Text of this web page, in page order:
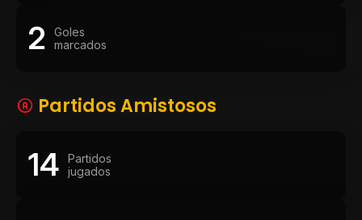
2
Goles
marcados
Partidos Amistosos
14
Partidos
jugados